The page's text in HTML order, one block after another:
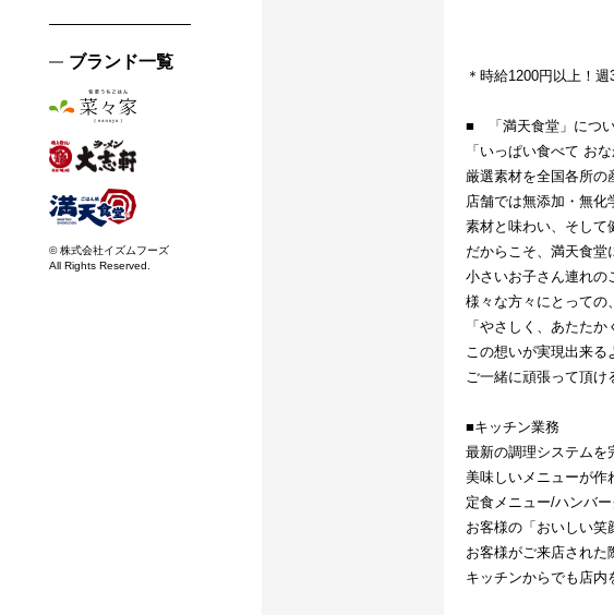
ブランド一覧
© 株式会社イズムフーズ
All Rights Reserved.
＊時給1200円以上！
■　「満天食堂」につ
「いっぱい食べて お
厳選素材を全国各所の
店舗では無添加・無化
素材と味わい、そして
だからこそ、満天食堂
小さいお子さん連れの
様々な方々にとっての、
「やさしく、あたた
この想いが実現出来る
ご一緒に頑張って頂け
■キッチン業務
最新の調理システムを
美味しいメニューが作
定食メニュー/ハンバ
お客様の「おいしい笑
お客様がご来店された
キッチンからでも店内